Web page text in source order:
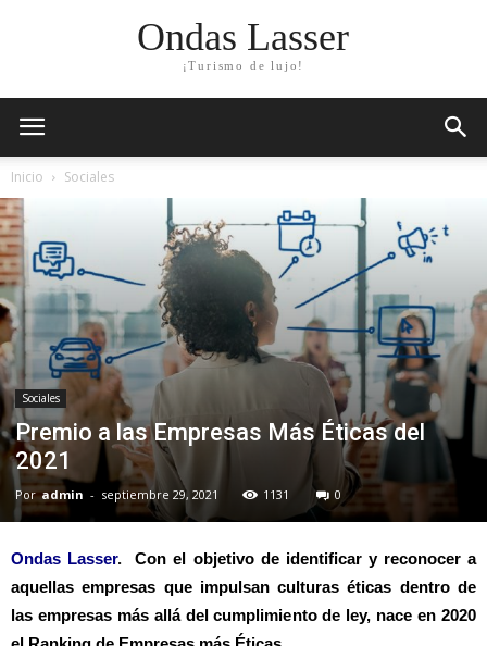
Ondas Lasser
¡Turismo de lujo!
Inicio Sociales
Sociales
Premio a las Empresas Más Éticas del
2021
Por admin - septiembre 29, 2021 1131 0
Ondas Lasser.Con el objetivo de identificar y reconocer a
aquellas empresas que impulsan culturas éticas dentro de
las empresas más allá del cumplimiento de ley, nace en 2020